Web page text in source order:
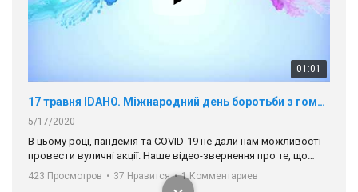
01:01
17 травня IDAHO. Міжнародний день боротьби з гомофобією трансфобією і біфобія.
5/17/2020
В цьому році, пандемія та COVІD-19 не дали нам можливості
провести вуличні акції. Наше відео-звернення про те, що
навіть коли ми у різних містах та не можемо зустрінеться, ми
разом. Ми закликаємо всіх хто поділяє цінності рівності та
423 Просмотров • 37 Нравится • 1 Комментариев